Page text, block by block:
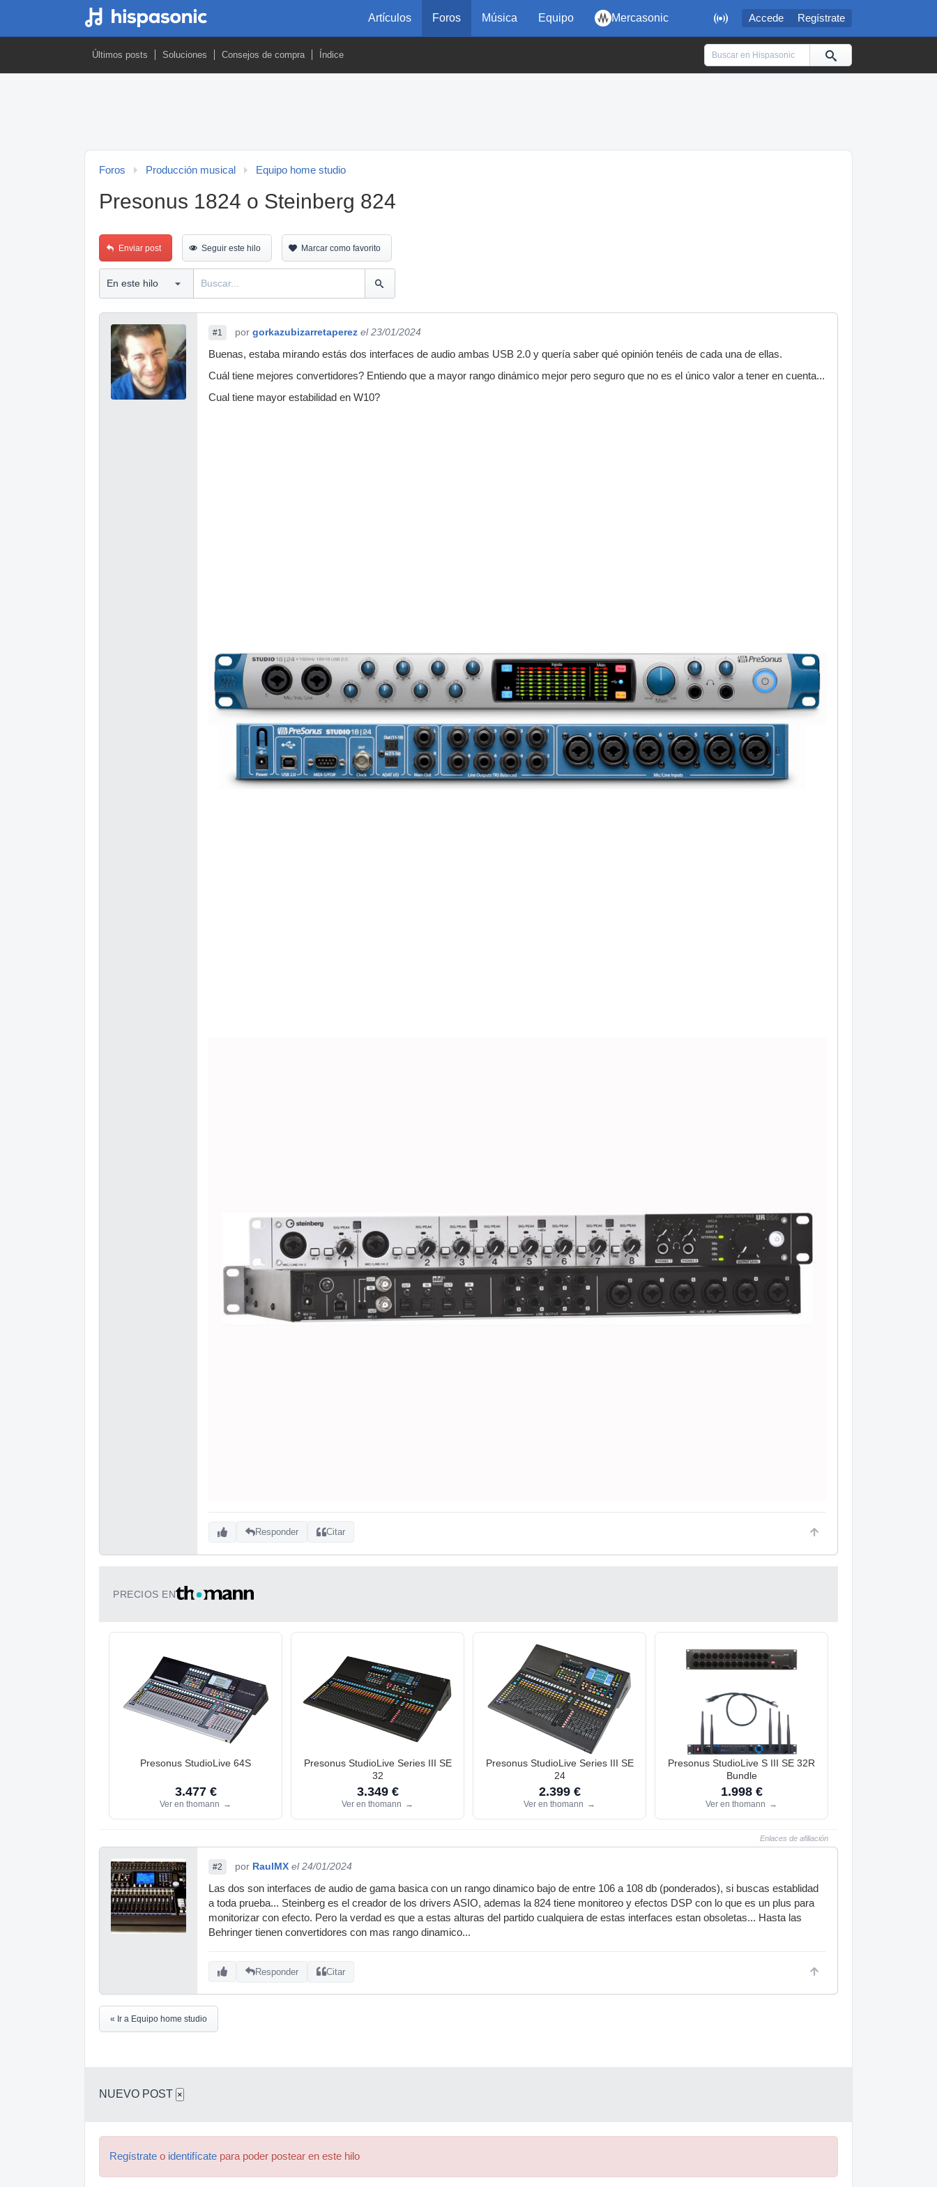
 Accede Regístrate
Artículos Foros Música Equipo Mercasonic
Últimos posts Soluciones Consejos de compra Índice
Foros Producción musical Equipo home studio
Presonus 1824 o Steinberg 824
Enviar post Seguir este hilo Marcar como favorito
#1 por gorkazubizarretaperez el 23/01/2024
Buenas, estaba mirando estás dos interfaces de audio ambas USB 2.0 y quería saber qué opinión tenéis de cada una de ellas.
Cuál tiene mejores convertidores? Entiendo que a mayor rango dinámico mejor pero seguro que no es el único valor a tener en cuenta...
Cual tiene mayor estabilidad en W10?
Responder Citar
PRECIOS EN
Presonus StudioLive 64S
3.477 €
Ver en thomann →
Presonus StudioLive Series III SE
32
3.349 €
Ver en thomann →
Presonus StudioLive Series III SE
24
2.399 €
Ver en thomann →
Presonus StudioLive S III SE 32R
Bundle
1.998 €
Ver en thomann →
Enlaces de afiliación
#2 por RaulMX el 24/01/2024
Las dos son interfaces de audio de gama basica con un rango dinamico bajo de entre 106 a 108 db (ponderados), si buscas establidad
a toda prueba... Steinberg es el creador de los drivers ASIO, ademas la 824 tiene monitoreo y efectos DSP con lo que es un plus para
monitorizar con efecto. Pero la verdad es que a estas alturas del partido cualquiera de estas interfaces estan obsoletas... Hasta las
Behringer tienen convertidores con mas rango dinamico...
Responder Citar
« Ir a Equipo home studio
NUEVO POST ×
Regístrate o identifícate para poder postear en este hilo